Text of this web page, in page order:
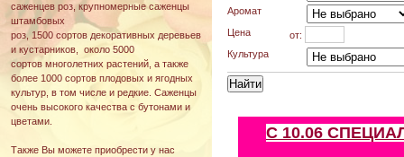
саженцев роз, крупномерные саженцы
штамбовых
роз, 1500 сортов декоративных деревьев
и кустарников, около 5000
сортов многолетних растений, а также
более 1000 сортов плодовых и ягодных
культур, в том числе и редкие. Саженцы
очень высокого качества с бутонами и
цветами.
Также Вы можете приобрести у нас
Аромат
Цена
от:
Культура
С 10.06